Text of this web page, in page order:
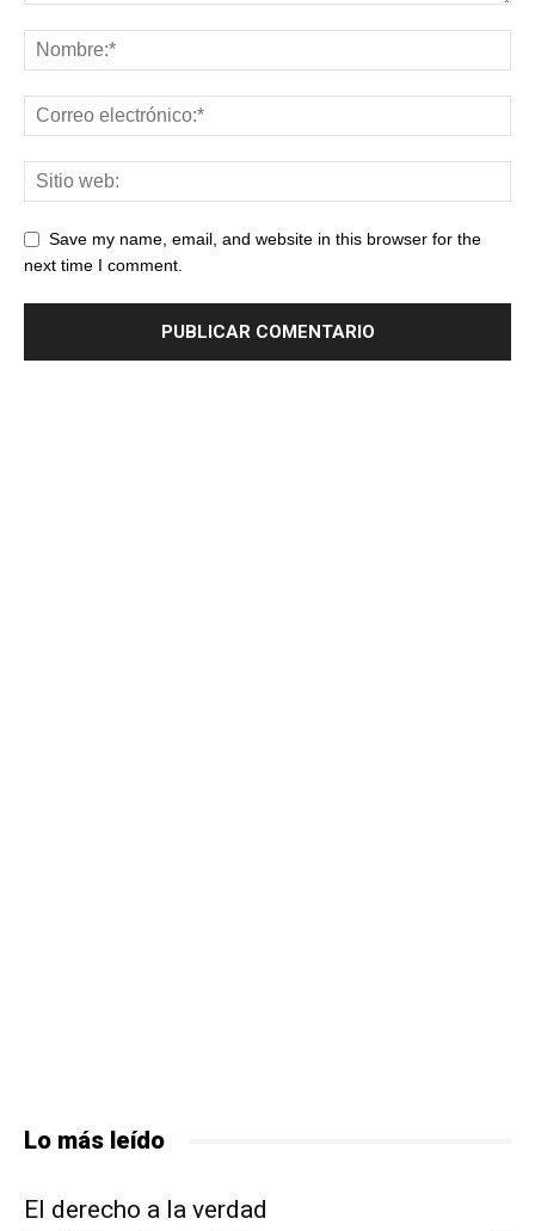
Save my name, email, and website in this browser for the
next time I comment.
Lo más leído
El derecho a la verdad